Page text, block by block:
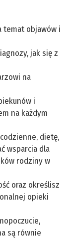
temat objawów i
jak się z
na
i
na każdym
dietę,
wsparcia dla
rodziny w
oraz określisz
opieki
są równie